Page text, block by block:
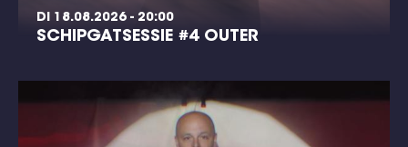
DI 18.08.2026 - 20:00
SCHIPGATSESSIE #4 OUTER